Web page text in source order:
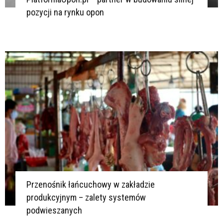
pozycji na rynku opon
Przenośnik łańcuchowy w zakładzie
produkcyjnym – zalety systemów
podwieszanych